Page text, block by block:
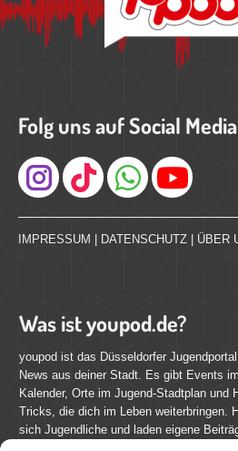
Folg uns auf Social
Instagram
IMPRESSUM DATENSCHUTZ ÜBER
Was ist youpod.de?
youpod ist das Düsseldorfer
News aus deiner Stadt. Es gibt Events
Kalender, Orte im Jugend-Stadtplan und
Tricks, die dich im Leben weiterbringen.
sich Jugendliche und laden eigene